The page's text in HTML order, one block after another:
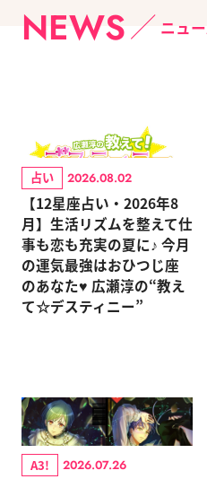
NEWS ニュ
占い 2026.08.02
【12星座占い・2026年8
月】生活リズムを整えて仕
事も恋も充実の夏に♪ 今月
の運気最強はおひつじ座
のあなた♥ 広瀬淳の“教え
て☆デスティニー”
A3! 2026.07.26